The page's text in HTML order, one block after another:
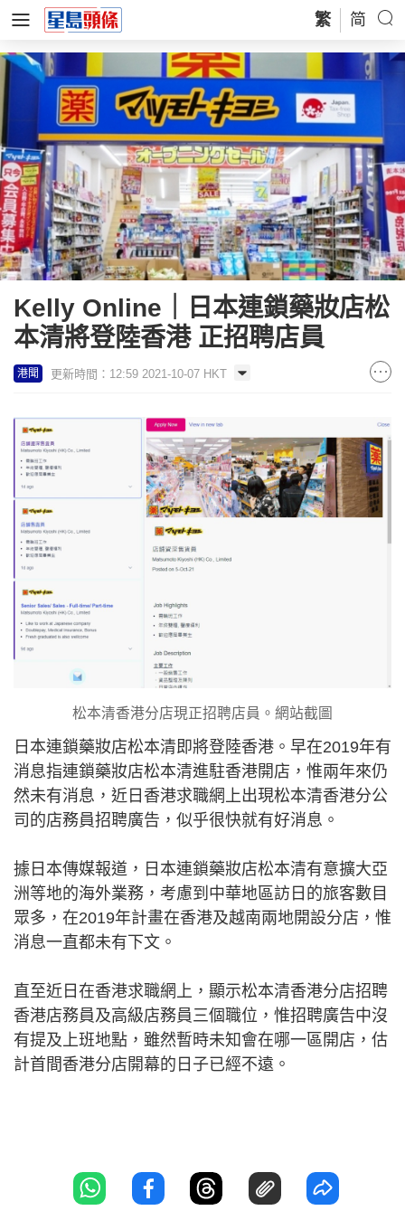
繁 简
Kelly Online｜日本連鎖藥妝店松
本清將登陸香港 正招聘店員
港聞 更新時間：12:59 2021-10-07 HKT
松本清香港分店現正招聘店員。網站截圖
日本連鎖藥妝店松本清即將登陸香港。早在2019年有
消息指連鎖藥妝店松本清進駐香港開店，惟兩年來仍
然未有消息，近日香港求職網上出現松本清香港分公
司的店務員招聘廣告，似乎很快就有好消息。
據日本傳媒報道，日本連鎖藥妝店松本清有意擴大亞
洲等地的海外業務，考慮到中華地區訪日的旅客數目
眾多，在2019年計畫在香港及越南兩地開設分店，惟
消息一直都未有下文。
直至近日在香港求職網上，顯示松本清香港分店招聘
香港店務員及高級店務員三個職位，惟招聘廣告中沒
有提及上班地點，雖然暫時未知會在哪一區開店，估
計首間香港分店開幕的日子已經不遠。